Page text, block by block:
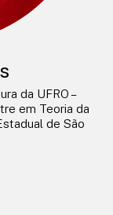
da UFRO –
em Teoria da
de São